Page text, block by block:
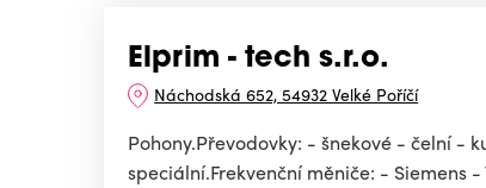
Elprim - tech s.r.o.
Náchodská 652, 54932 Velké Poříčí
Pohony.Převodovky: - šnekové - čelní -
speciální.Frekvenční měniče: - Siemens